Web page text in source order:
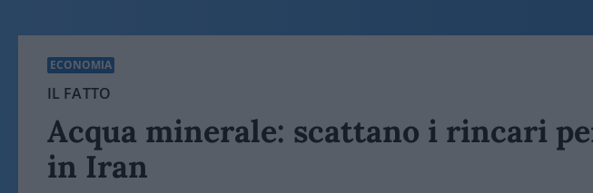
ECONOMIA
IL FATTO
Acqua minerale: scattano i rincari
in Iran